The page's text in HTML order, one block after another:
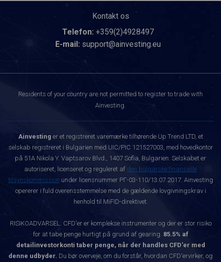
Kontakt os
Telefon: +359(2)4928497
E-mail: support@ainvesting.eu
Residents of your country are not permitted to register to trade with
Ainvesting.
Ainvesting er et registreret varemærke tilhørende Up Trend LTD, et
selskab registreret i Bulgarien med UIC/PIC 121527003, med hovedkontor
på 51A Nikola Y. Vaptsarov Blvd., 1407 Sofia, Bulgarien. Selskabet er
autoriseret, licenseret og reguleret af den bulgarske finansielle
tilsynskommission under licensnummer РГ-03-110/13.07.2017. Ainvesting
opererer i fuld overensstemmelse med de gældende lovgivningskrav i
henhold til MiFID-direktivet.
RISIKOADVARSEL: CFD'er er komplekse instrumenter og der er stor risiko
for at tabe penge hurtigt på grund af gearing. 85.5% af
detailinvestorkonti taber penge, når der handles CFD'er med
denne udbyder. Du bør overveje, om du forstår, hvordan CFD'ervirker, og